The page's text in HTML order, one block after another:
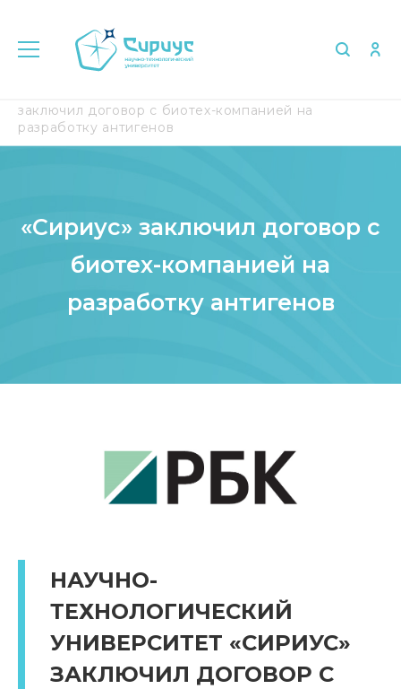
заключил договор с биотех-компанией на
разработку антигенов
«Сириус» заключил договор с
биотех-компанией на
разработку антигенов
НАУЧНО-
ТЕХНОЛОГИЧЕСКИЙ
УНИВЕРСИТЕТ «СИРИУС»
ЗАКЛЮЧИЛ ДОГОВОР С